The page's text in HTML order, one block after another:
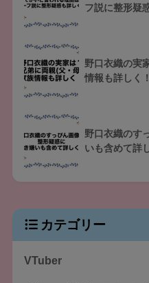
フ説に整形疑
野口衣織の実
情報も詳しく！
野口衣織のす
いも含めて詳
カテゴリー
VTuber